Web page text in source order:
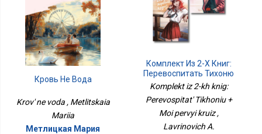
Кровь Не Вода
Krov' ne voda , Metlitskaia
Mariia
Метлицкая Мария
Комплект Из 2-Х Книг:
Перевоспитать Тихоню
+ Мой Первый Круиз
Komplekt iz 2-kh knig:
Perevospitat' Tikhoniu +
Moi pervyi kruiz ,
Lavrinovich A.